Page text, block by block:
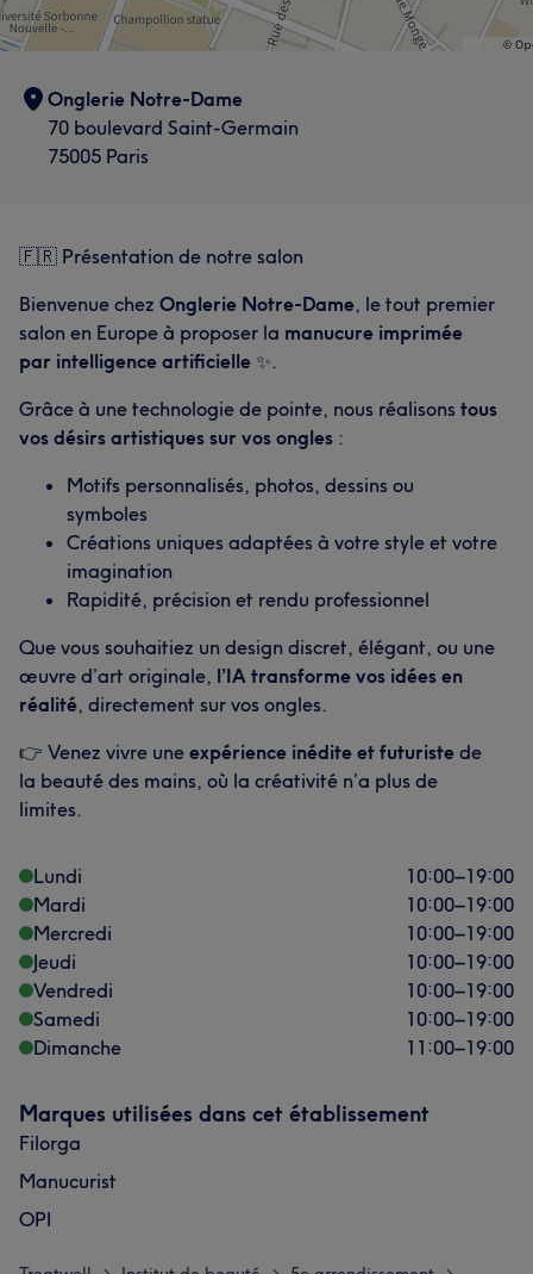
Onglerie Notre-Dame
70 boulevard Saint-Germain
75005 Paris
🇫🇷 Présentation de notre salon
Bienvenue chez Onglerie Notre-Dame, le tout premier
salon en Europe à proposer la manucure imprimée
par intelligence artificielle ✨.
Grâce à une technologie de pointe, nous réalisons tous
vos désirs artistiques sur vos ongles :
Motifs personnalisés, photos, dessins ou
symboles
Créations uniques adaptées à votre style et votre
imagination
Rapidité, précision et rendu professionnel
Que vous souhaitiez un design discret, élégant, ou une
œuvre d’art originale, l’IA transforme vos idées en
réalité, directement sur vos ongles.
👉 Venez vivre une expérience inédite et futuriste de
la beauté des mains, où la créativité n’a plus de
limites.
Lundi 10:00–19:00
Mardi
10:00–19:00
Mercredi
10:00–19:00
Jeudi
10:00–19:00
Vendredi
10:00–19:00
Samedi
10:00–19:00
Dimanche
11:00–19:00
Marques utilisées dans cet établissement
Filorga
Manucurist
OPI